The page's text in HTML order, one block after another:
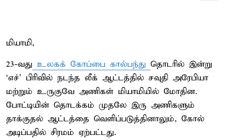
மியாமி,
23-வது உலகக் கோப்பை கால்பந்து தொடரில் இன்று
‘எச்’ பிரிவில் நடந்த லீக் ஆட்டத்தில் சவுதி அரேபியா
மற்றும் உருகுவே அணிகள் மியாமியில் மோதின.
போட்டியின் தொடக்கம் முதலே இரு அணிகளும்
தாக்குதல் ஆட்டத்தை வெளிப்படுத்தினாலும், கோல்
அடிப்பதில் சிரமம் ஏற்பட்டது.